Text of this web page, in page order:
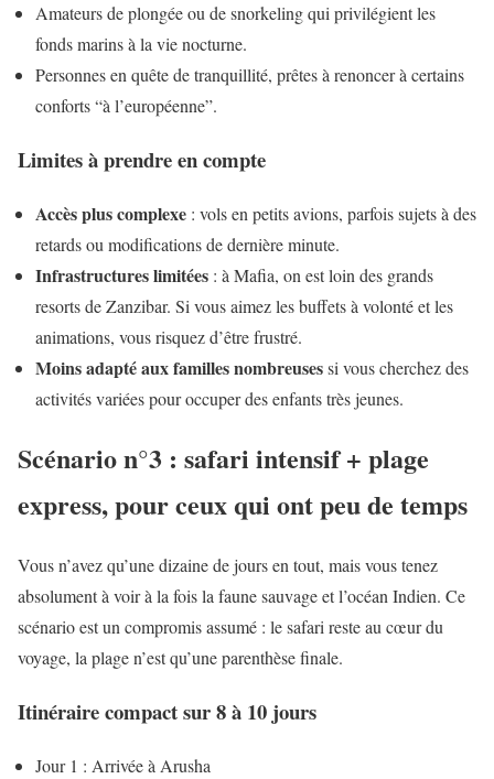
Amateurs de plongée ou de snorkeling qui privilégient les
fonds marins à la vie nocturne.
Personnes en quête de tranquillité, prêtes à renoncer à certains
conforts “à l’européenne”.
Limites à prendre en compte
Accès plus complexe : vols en petits avions, parfois sujets à des
retards ou modifications de dernière minute.
Infrastructures limitées : à Mafia, on est loin des grands
resorts de Zanzibar. Si vous aimez les buffets à volonté et les
animations, vous risquez d’être frustré.
Moins adapté aux familles nombreusessi vous cherchez des
activités variées pour occuper des enfants très jeunes.
Scénario n°3 : safari intensif + plage
express, pour ceux qui ont peu de temps
Vous n’avez qu’une dizaine de jours en tout, mais vous tenez
absolument à voir à la fois la faune sauvage et l’océan Indien. Ce
scénario est un compromis assumé : le safari reste au cœur du
voyage, la plage n’est qu’une parenthèse finale.
Itinéraire compact sur 8 à 10 jours
Jour 1 : Arrivée à Arusha